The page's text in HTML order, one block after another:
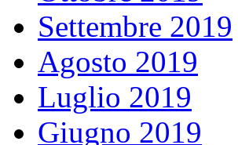
Settembre 2019
Agosto 2019
Luglio 2019
Giugno 2019